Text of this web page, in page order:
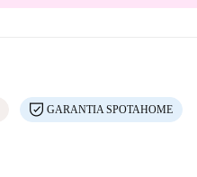
GARANTIA SPOTAHOME